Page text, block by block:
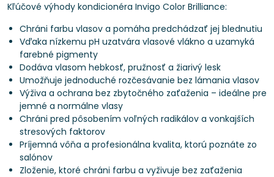
Kľúčové výhody kondicionéra Invigo Color Brilliance:
Chráni farbu vlasov a pomáha predchádzať jej blednutiu
Vďaka nízkemu pH uzatvára vlasové vlákno a uzamyká
farebné pigmenty
Dodáva vlasom hebkosť, pružnosť a žiarivý lesk
Umožňuje jednoduché rozčesávanie bez lámania vlasov
Výživa a ochrana bez zbytočného zaťaženia – ideálne pre
jemné a normálne vlasy
Chráni pred pôsobením voľných radikálov a vonkajších
stresových faktorov
Príjemná vôňa a profesionálna kvalita, ktorú poznáte zo
salónov
Zloženie, ktoré chráni farbu a vyživuje bez zaťaženia